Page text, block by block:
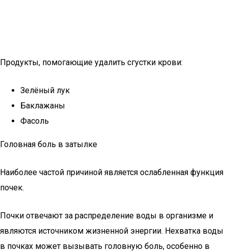
Продукты, помогающие удалить сгустки крови:
Зелёный лук
Баклажаны
Фасоль
Головная боль в затылке
Наиболее частой причиной является ослабленная функция
почек.
Почки отвечают за распределение воды в организме и
являются источником жизненной энергии. Нехватка воды
в почках может вызывать головную боль, особенно в